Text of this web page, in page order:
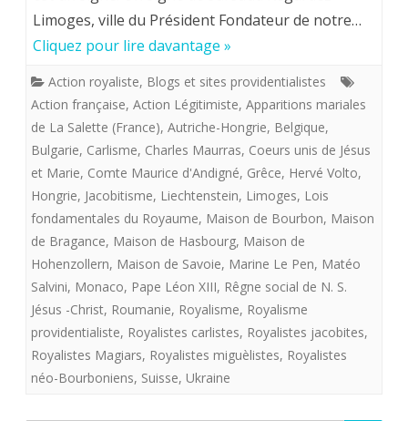
UNE
FRANçAISE,
ET
Limoges, ville du Président Fondateur de notre…
Cliquez pour lire davantage »
Action royaliste, Blogs et sites providentialistes
Action française, Action Légitimiste, Apparitions mariales
de La Salette (France), Autriche-Hongrie, Belgique,
Bulgarie, Carlisme, Charles Maurras, Coeurs unis de Jésus
et Marie, Comte Maurice d'Andigné, Grêce, Hervé Volto,
Hongrie, Jacobitisme, Liechtenstein, Limoges, Lois
fondamentales du Royaume, Maison de Bourbon, Maison
de Bragance, Maison de Hasbourg, Maison de
Hohenzollern, Maison de Savoie, Marine Le Pen, Matéo
Salvini, Monaco, Pape Léon XIII, Rêgne social de N. S.
Jésus -Christ, Roumanie, Royalisme, Royalisme
providentialiste, Royalistes carlistes, Royalistes jacobites,
Royalistes Magiars, Royalistes miguèlistes, Royalistes
néo-Bourboniens, Suisse, Ukraine